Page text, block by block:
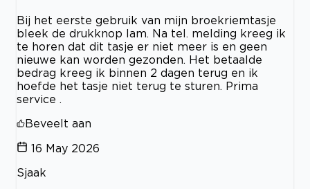
Bij het eerste gebruik van mijn broekriemtasje
bleek de drukknop lam. Na tel. melding kreeg ik
te horen dat dit tasje er niet meer is en geen
nieuwe kan worden gezonden. Het betaalde
bedrag kreeg ik binnen 2 dagen terug en ik
hoefde het tasje niet terug te sturen. Prima
service .
Beveelt aan
16 May 2026
Sjaak